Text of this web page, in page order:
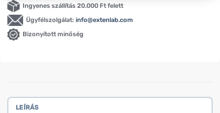
Ingyenes szállítás 20.000 Ft felett
Ügyfélszolgálat: info@extenlab.com
Bizonyított minőség
LEÍRÁS